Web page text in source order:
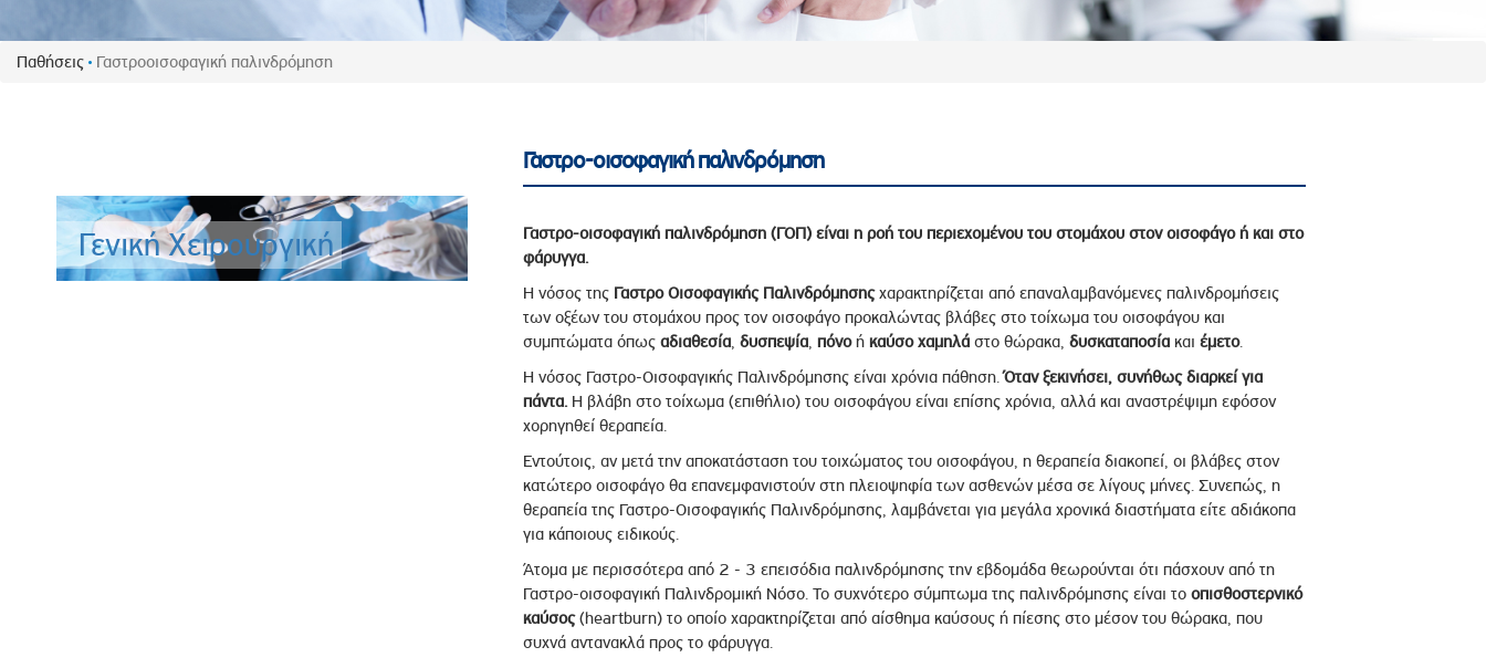
Πολιτική Προσλήψεων Προσωπικού, Στελεχών και Συνεργατών
Πολιτικές Ασφάλειας Πληροφοριών
Κανονισμός Επιτροπής Αποδοχών - Υποψηφιοτήτων
Κανονισμός Λειτουργίας Επιτροπής Ελέγχου
Διεύθυνση Εσωτερικού Ελέγχου Κανονισμός Λειτουργίας
Έκθεσης Βιώσιμης Ανάπτυξης 2023
Έκθεση Βιώσιμης Ανάπτυξης 2024
Πολιτική Δέουσας Επιμέλειας Τρίτων Μερών
Πολιτική Αναγνώρισης Προστασίας και Προαγωγής των Δικαιωμάτων των
Παθήσεις Γαστροοισοφαγική παλινδρόμηση
Γενική Χειρουργική
Γαστρο-οισοφαγική παλινδρόμηση
Γαστρο-οισοφαγική παλινδρόμηση (ΓΟΠ) είναι η ροή του περιεχομένου του στομάχου στον οισοφάγο ή και στο
φάρυγγα.
Η νόσος της Γαστρο Οισοφαγικής Παλινδρόμησηςχαρακτηρίζεται από επαναλαμβανόμενες παλινδρομήσεις
των οξέων του στομάχου προς τον οισοφάγο προκαλώντας βλάβες στο τοίχωμα του οισοφάγου και
συμπτώματα όπως αδιαθεσία, δυσπεψία, πόνοή καύσο χαμηλάστο θώρακα, δυσκαταποσίακαι έμετο.
Η νόσος Γαστρο-Οισοφαγικής Παλινδρόμησης είναι χρόνια πάθηση.Όταν ξεκινήσει, συνήθως διαρκεί για
πάντα. Η βλάβη στο τοίχωμα (επιθήλιο) του οισοφάγου είναι επίσης χρόνια, αλλά και αναστρέψιμη εφόσον
χορηγηθεί θεραπεία.
Εντούτοις, αν μετά την αποκατάσταση του τοιχώματος του οισοφάγου, η θεραπεία διακοπεί, οι βλάβες στον
κατώτερο οισοφάγο θα επανεμφανιστούν στη πλειοψηφία των ασθενών μέσα σε λίγους μήνες. Συνεπώς, η
θεραπεία της Γαστρο-Οισοφαγικής Παλινδρόμησης, λαμβάνεται για μεγάλα χρονικά διαστήματα είτε αδιάκοπα
για κάποιους ειδικούς.
Άτομα με περισσότερα από 2 - 3 επεισόδια παλινδρόμησης την εβδομάδα θεωρούνται ότι πάσχουν από τη
Γαστρο-οισοφαγική Παλινδρομική Νόσο. Το συχνότερο σύμπτωμα της παλινδρόμησης είναι το οπισθοστερνικό
καύσος(heartburn) το οποίο χαρακτηρίζεται από αίσθημα καύσους ή πίεσης στο μέσον του θώρακα, που
συχνά αντανακλά προς το φάρυγγα.